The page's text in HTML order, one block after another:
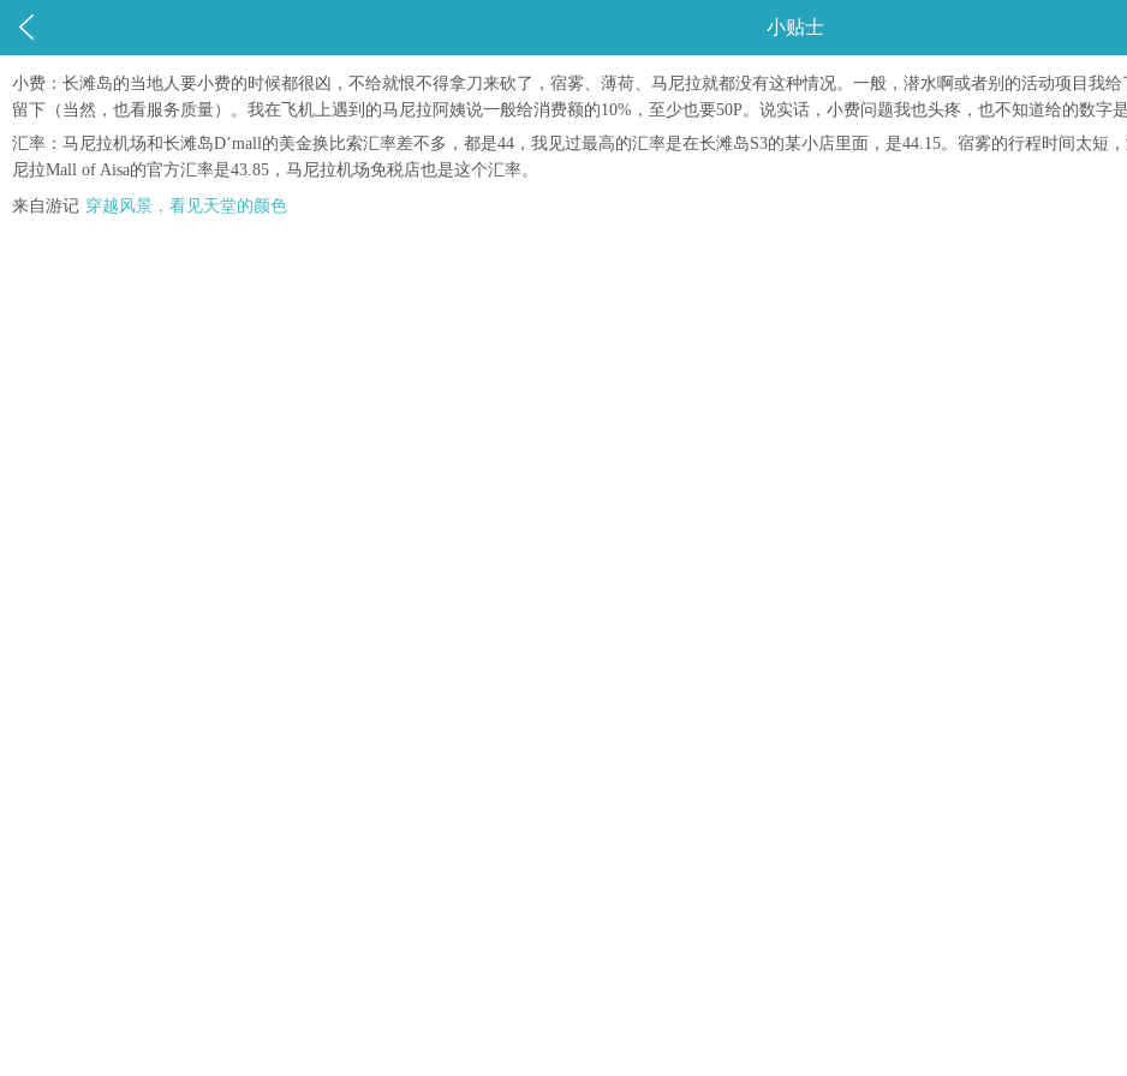
 小贴士
小费：长滩岛的当地人要小费的时候都很凶，不给就恨不得拿刀来砍了，宿雾、薄荷、马尼拉就都没有这种情况。一般，潜水啊或者别的活动项目我
留下（当然，也看服务质量）。我在飞机上遇到的马尼拉阿姨说一般给消费额的10%，至少也要50P。说实话，小费问题我也头疼，也不知道给的数字
汇率：马尼拉机场和长滩岛D’mall的美金换比索汇率差不多，都是44，我见过最高的汇率是在长滩岛S3的某小店里面，是44.15。宿雾的行程时间太短
尼拉Mall of Aisa的官方汇率是43.85，马尼拉机场免税店也是这个汇率。
来自游记 穿越风景，看见天堂的颜色